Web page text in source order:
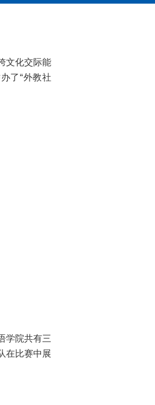
文化交际能
了“外教社
学院共有三
在比赛中展